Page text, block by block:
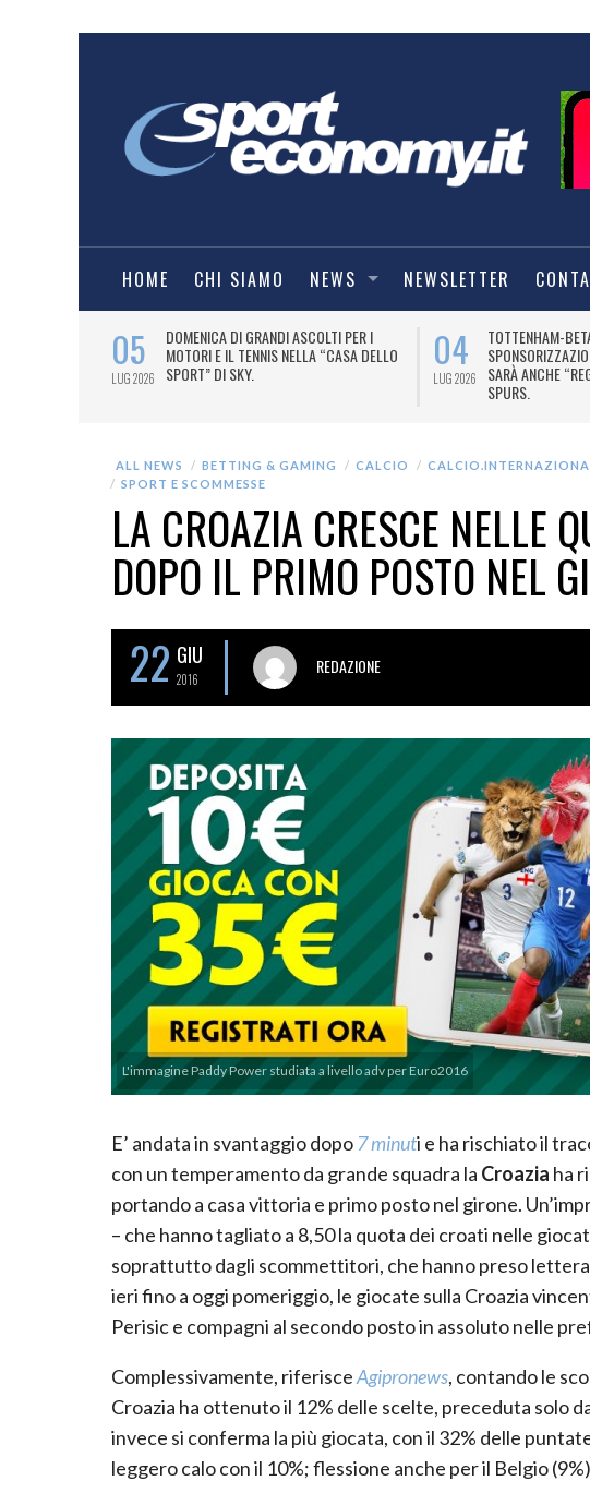
HOME CHI SIAMO NEWS NEWSLETTER
05
LUG 2026
DOMENICA DI GRANDI ASCOLTI PER I
MOTORI E IL TENNIS NELLA “CASA DELLO
SPORT” DI SKY.
04
LUG 2026
TOTTENHAM-
SARÀ ANCHE
SPURS.
ALL NEWS BETTING & GAMING CALCIO
SPORT E SCOMMESSE
LA CROAZIA CRESCE NELLE
DOPO IL PRIMO POSTO NEL
22 GIU
2016
REDAZIONE
L'immagine Paddy Power studiata a livello adv per Euro2016
E’ andata in svantaggio dopo 7 minuti e ha rischiato il
con un temperamento da grande squadra la Croazia ha
portando a casa vittoria e primo posto nel girone.
– che hanno tagliato a 8,50 la quota dei croati nelle
soprattutto dagli scommettitori, che hanno preso
ieri fino a oggi pomeriggio, le giocate sulla Croazia
Perisic e compagni al secondo posto in assoluto nelle
Complessivamente, riferisceAgipronews, contando le
Croazia ha ottenuto il 12% delle scelte, preceduta solo
invece si conferma la più giocata, con il 32% delle
leggero calo con il 10%; flessione anche per il Belgio